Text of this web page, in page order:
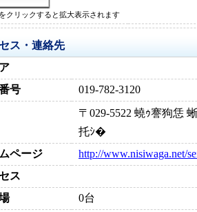
クリックすると拡大表示されます
ス・連絡先
号
019-782-3120
〒029-5522 蟯ｩ謇狗恁
托ｼ�
ページ
http://www.nisiwaga.net/
ス
0台